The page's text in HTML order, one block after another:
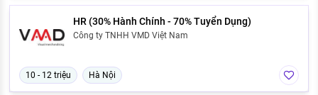
HR (30% Hành Chính - 70% Tuyển Dụng)
Công ty TNHH VMD Việt Nam
10 - 12 triệu Hà Nội